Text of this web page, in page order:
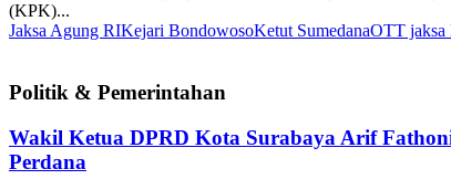
(KPK)...
Jaksa Agung RIKejari BondowosoKetut SumedanaOTT jaksa
Politik & Pemerintahan
Wakil Ketua DPRD Kota Surabaya Arif
Perdana